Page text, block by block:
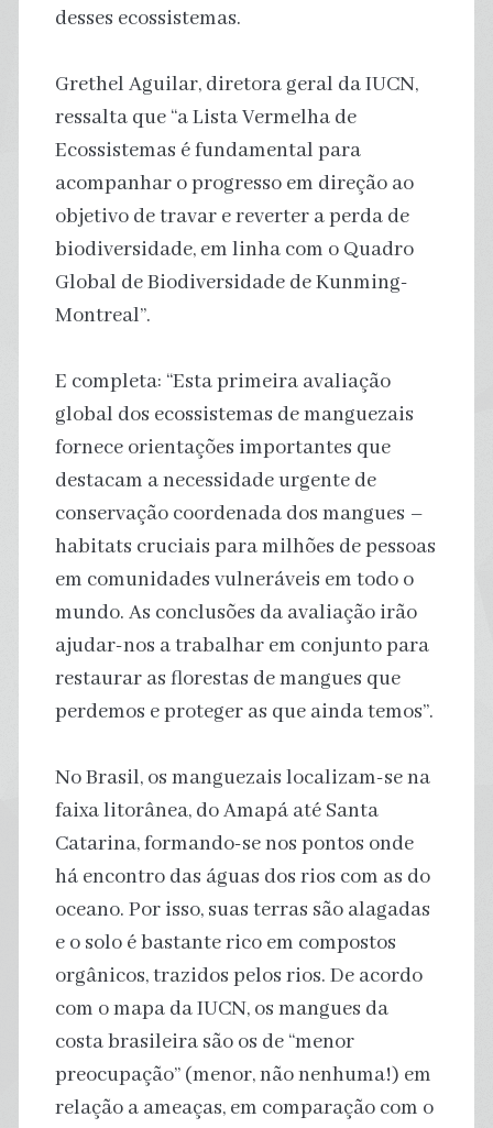
desses ecossistemas.
Grethel Aguilar, diretora geral da IUCN,
ressalta que “a Lista Vermelha de
Ecossistemas é fundamental para
acompanhar o progresso em direção ao
objetivo de travar e reverter a perda de
biodiversidade, em linha com o Quadro
Global de Biodiversidade de Kunming-
Montreal”.
E completa: “Esta primeira avaliação
global dos ecossistemas de manguezais
fornece orientações importantes que
destacam a necessidade urgente de
conservação coordenada dos mangues –
habitats cruciais para milhões de pessoas
em comunidades vulneráveis em todo o
mundo. As conclusões da avaliação irão
ajudar-nos a trabalhar em conjunto para
restaurar as florestas de mangues que
perdemos e proteger as que ainda temos”.
No Brasil, os manguezais localizam-se na
faixa litorânea, do Amapá até Santa
Catarina, formando-se nos pontos onde
há encontro das águas dos rios com as do
oceano. Por isso, suas terras são alagadas
e o solo é bastante rico em compostos
orgânicos, trazidos pelos rios. De acordo
com o mapa da IUCN, os mangues da
costa brasileira são os de “menor
preocupação” (menor, não nenhuma!) em
relação a ameaças, em comparação com o